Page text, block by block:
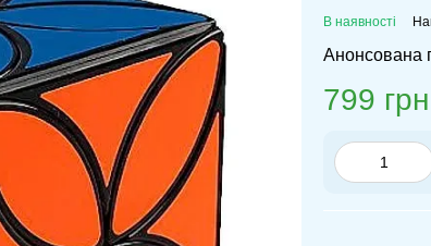
В наявності
Анонсована
799 грн